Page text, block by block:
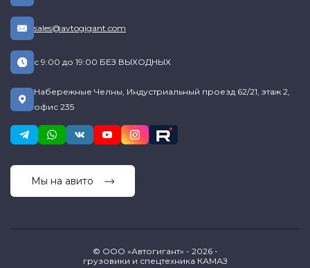
sales@avtogigant.com
с 9:00 до 19:00 БЕЗ ВЫХОДНЫХ
Набережные Челны, Индустриальный проезд 62/21, этаж 2,
офис 235
Мы на авито
© ООО «Автогигант» - 2026 -
грузовики и спецтехника КАМАЗ